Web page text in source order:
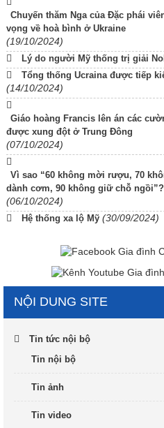
Chuyến thăm Nga của Đặc phái
vọng về hoà bình ở Ukraine
(19/10/2024)
Lý do người Mỹ thống trị giải
Tổng thống Ucraina được tiếp
(14/10/2024)
Giáo hoàng Francis lên án các
được xung đột ở Trung Đông
(07/10/2024)
Vì sao “60 không mời rượu, 70
dành cơm, 90 không giữ chỗ ngồi”?
(06/10/2024)
Hệ thống xa lộ Mỹ (30/09/2024)
NỘI DUNG SITE
Tin tức nội bộ
Tin nội bộ
Tin ảnh
Tin video